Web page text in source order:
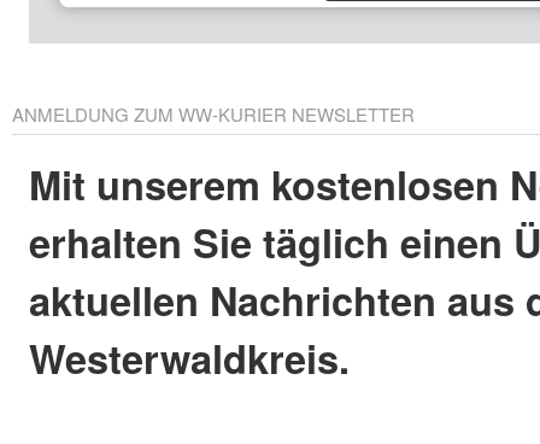
ANMELDUNG ZUM WW-KURIER NEWSLETTER
Mit unserem kostenlosen
erhalten Sie täglich einen
aktuellen Nachrichten aus
Westerwaldkreis.